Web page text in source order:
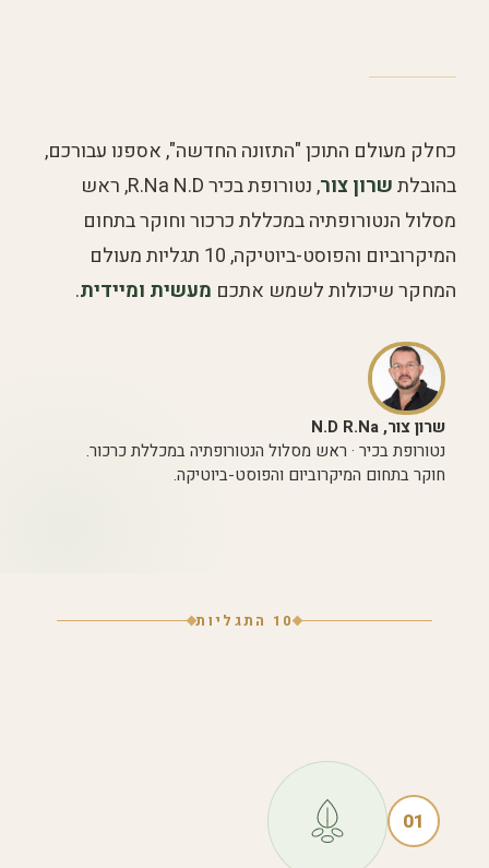
כחלק מעולם התוכן "התזונה החדשה", אספנו עבורכם,
בהובלתשרון צור
, נטורופת בכיר R.Na N.D, ראש
מסלול הנטורופתיה במכללת כרכור וחוקר בתחום
המיקרוביום והפוסט-ביוטיקה, 10 תגליות מעולם
המחקר שיכולות לשמש אתכם מעשית ומיידית.
שרון צור, N.D R.Na
נטורופת בכיר · ראש מסלול הנטורופתיה במכללת כרכור.
חוקר בתחום המיקרוביום והפוסט-ביוטיקה.
10 התגליות
01